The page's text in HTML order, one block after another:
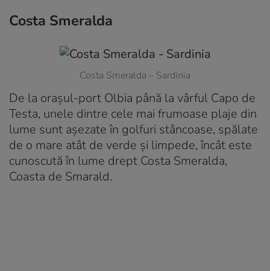
Costa Smeralda
Costa Smeralda – Sardinia
De la orașul-port Olbia până la vârful Capo de
Testa, unele dintre cele mai frumoase plaje din
lume sunt așezate în golfuri stâncoase, spălate
de o mare atât de verde și limpede, încât este
cunoscută în lume drept Costa Smeralda,
Coasta de Smarald.